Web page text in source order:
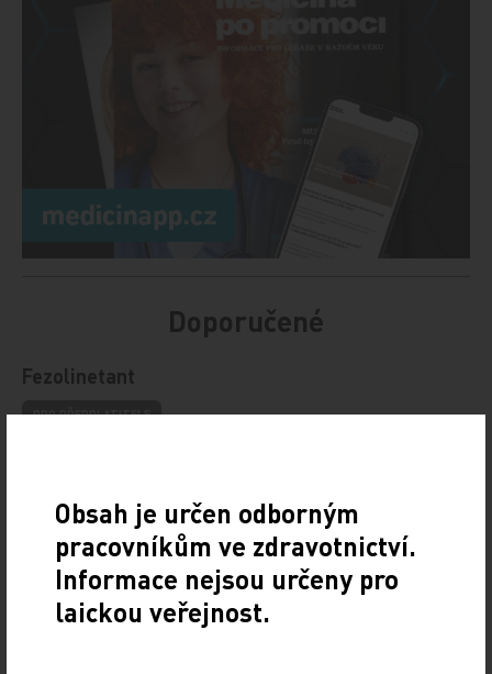
Doporučené
Fezolinetant
PRO PŘEDPLATITELE
517. Fezolinetant je selektivní antagonista receptoru
neurokininu 3, který představuje novou…
Elafibranor
Obsah je určen odborným
pracovníkům ve zdravotnictví.
Informace nejsou určeny pro
laickou veřejnost.